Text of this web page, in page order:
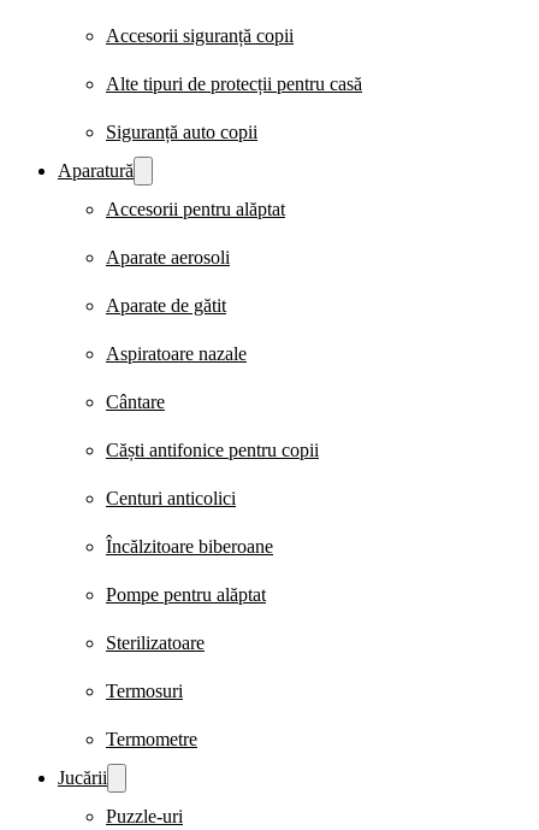
Accesorii siguranță copii
Alte tipuri de protecții pentru casă
Siguranță auto copii
Aparatură
Accesorii pentru alăptat
Aparate aerosoli
Aparate de gătit
Aspiratoare nazale
Cântare
Căști antifonice pentru copii
Centuri anticolici
Încălzitoare biberoane
Pompe pentru alăptat
Sterilizatoare
Termosuri
Termometre
Jucării
Puzzle-uri